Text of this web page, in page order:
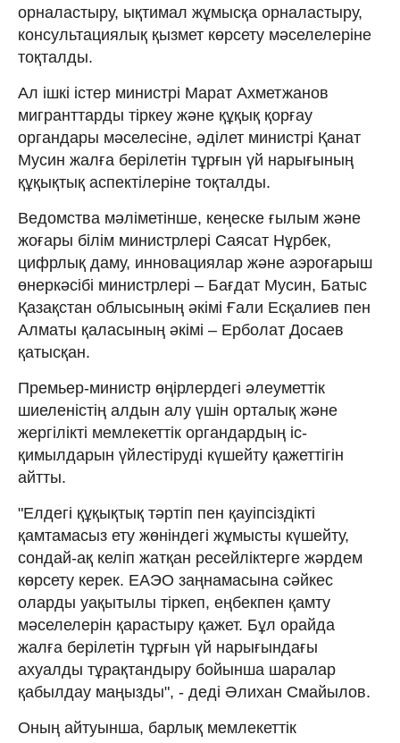
орналастыру, ықтимал жұмысқа орналастыру,
консультациялық қызмет көрсету мәселелеріне
тоқталды.
Ал ішкі істер министрі Марат Ахметжанов
мигранттарды тіркеу және құқық қорғау
органдары мәселесіне, әділет министрі Қанат
Мусин жалға берілетін тұрғын үй нарығының
құқықтық аспектілеріне тоқталды.
Ведомства мәліметінше, кеңеске ғылым және
жоғары білім министрлері Саясат Нұрбек,
цифрлық даму, инновациялар және аэроғарыш
өнеркәсібі министрлері – Бағдат Мусин, Батыс
Қазақстан облысының әкімі Ғали Есқалиев пен
Алматы қаласының әкімі – Ерболат Досаев
қатысқан.
Премьер-министр өңірлердегі әлеуметтік
шиеленістің алдын алу үшін орталық және
жергілікті мемлекеттік органдардың іс-
қимылдарын үйлестіруді күшейту қажеттігін
айтты.
"Елдегі құқықтық тәртіп пен қауіпсіздікті
қамтамасыз ету жөніндегі жұмысты күшейту,
сондай-ақ келіп жатқан ресейліктерге жәрдем
көрсету керек. ЕАЭО заңнамасына сәйкес
оларды уақытылы тіркеп, еңбекпен қамту
мәселелерін қарастыру қажет. Бұл орайда
жалға берілетін тұрғын үй нарығындағы
ахуалды тұрақтандыру бойынша шаралар
қабылдау маңызды", - деді Әлихан Смайылов.
Оның айтуынша, барлық мемлекеттік